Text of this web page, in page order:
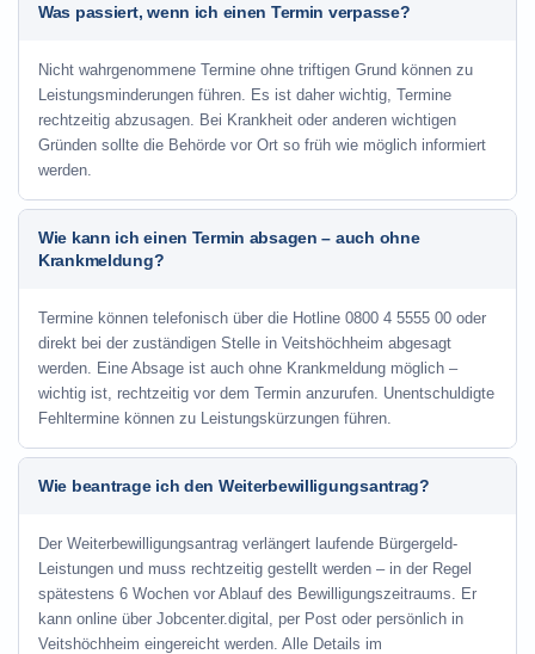
Was passiert, wenn ich einen Termin verpasse?
Nicht wahrgenommene Termine ohne triftigen Grund können zu
Leistungsminderungen führen. Es ist daher wichtig, Termine
rechtzeitig abzusagen. Bei Krankheit oder anderen wichtigen
Gründen sollte die Behörde vor Ort so früh wie möglich informiert
werden.
Wie kann ich einen Termin absagen – auch ohne
Krankmeldung?
Termine können telefonisch über die Hotline 0800 4 5555 00 oder
direkt bei der zuständigen Stelle in Veitshöchheim abgesagt
werden. Eine Absage ist auch ohne Krankmeldung möglich –
wichtig ist, rechtzeitig vor dem Termin anzurufen. Unentschuldigte
Fehltermine können zu Leistungskürzungen führen.
Wie beantrage ich den Weiterbewilligungsantrag?
Der Weiterbewilligungsantrag verlängert laufende Bürgergeld-
Leistungen und muss rechtzeitig gestellt werden – in der Regel
spätestens 6 Wochen vor Ablauf des Bewilligungszeitraums. Er
kann online über Jobcenter.digital, per Post oder persönlich in
Veitshöchheim eingereicht werden. Alle Details im